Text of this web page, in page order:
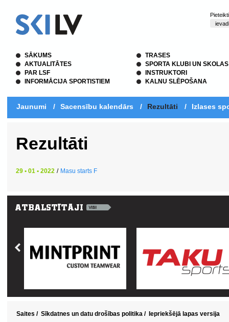
SĀKUMS
AKTUALITĀTES
PAR LSF
INFORMĀCIJA SPORTISTIEM
TRASES
SPORTA KLUBI UN SKOLAS
INSTRUKTORI
KALNU SLĒPOŠANA
Jaunumi / Sacensību kalendārs / Rezultāti / Izlases
Rezultāti
29 • 01 • 2022 / Masu starts F
Saites / Sīkdatnes un datu drošības politika / Iepriekšējā lapas versija